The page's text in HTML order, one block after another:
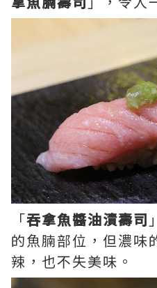
「吞拿魚醬油漬壽司
的魚腩部位，但濃味
辣，也不失美味。